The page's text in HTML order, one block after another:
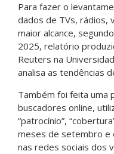
Para fazer o
dados de TVs, rádios,
maior alcance,
2025, relatório
Reuters na
analisa as tendências
Também foi feita uma
buscadores online,
“patrocínio”,
meses de setembro e
nas redes sociais dos